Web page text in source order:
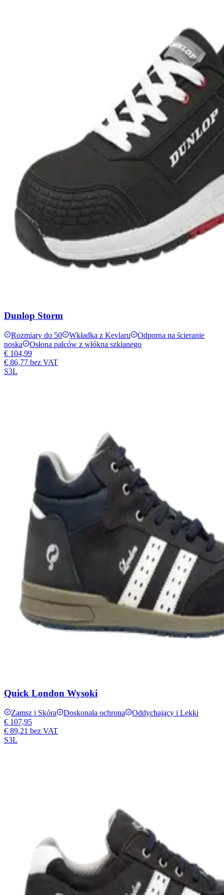
Dunlop Storm
Rozmiary do 50 Wkładka z Kevlaru
Odporna na ścieranie
noska
Osłona palców z włókna szklanego
€ 104,99
€ 86,77 bez VAT
S3L
Quick London Wysoki
Zamsz i Skóra Doskonała ochrona
Oddychający i Lekki
€ 107,95
€ 89,21 bez VAT
S3L